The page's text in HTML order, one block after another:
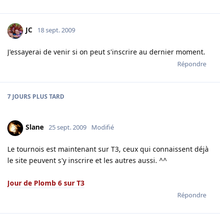
JC 18 sept. 2009
J'essayerai de venir si on peut s'inscrire au dernier moment.
Répondre
7 JOURS PLUS TARD
Slane 25 sept. 2009 Modifié
Le tournois est maintenant sur T3, ceux qui connaissent déjà
le site peuvent s'y inscrire et les autres aussi. ^^
Jour de Plomb 6 sur T3
Répondre